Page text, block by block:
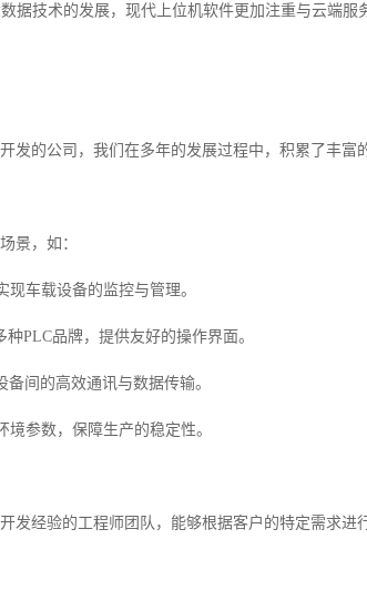
据技术的发展，现代上位机软件更加注重与云端服
发的公司，我们在多年的发展过程中，积累了丰富
景，如：
车载设备的监控与管理。
PLC品牌，提供友好的操作界面。
间的高效通讯与数据传输。
参数，保障生产的稳定性。
发经验的工程师团队，能够根据客户的特定需求进